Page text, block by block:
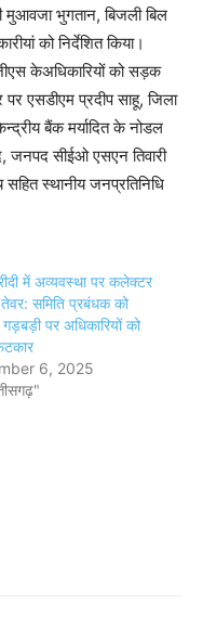
मुआवजा भुगतान, बिजली बिल
को निर्देशित किया।
केअधिकारियों को सड़क
एसडीएम प्रदीप साहू, जिला
बैंक मर्यादित के नोडल
जनपद सीईओ एसएन तिवारी
स्थानीय जनप्रतिनिधि
में अव्यवस्था पर कलेक्टर
समिति प्रबंधक को
पर अधिकारियों को
6, 2025